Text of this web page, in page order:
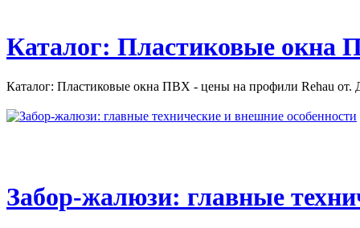
Каталог: Пластиковые окна
Каталог: Пластиковые окна ПВХ - цены на профили Rehau от.
Забор-жалюзи: главные